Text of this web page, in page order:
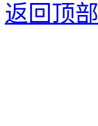
返回顶部